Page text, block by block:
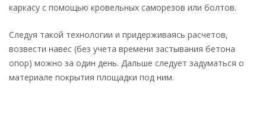
каркасу с помощью кровельных саморезов или болтов.
Следуя такой технологии и придерживаясь расчетов,
возвести навес (без учета времени застывания бетона
опор) можно за один день. Дальше следует задуматься о
материале покрытия площадки под ним.